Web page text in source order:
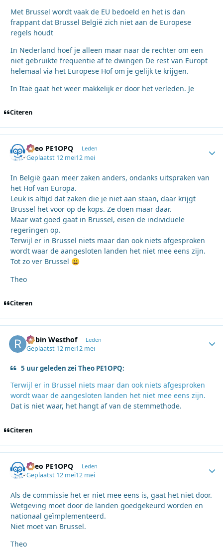
Met Brussel wordt vaak de EU bedoeld en het is dan
frappant dat Brussel België zich niet aan de Europese
regels houdt
In Nederland hoef je alleen maar naar de rechter om een
niet gebruikte frequentie af te dwingen De rest van Europt
helemaal via het Europese Hof om je gelijk te krijgen.
In Itaë gaat het weer makkelijk er door het verleden. Je
Citeren
Theo PE1OPQ Leden
Geplaatst 12 mei12 mei
In België gaan meer zaken anders, ondanks uitspraken van
het Hof van Europa.
Leuk is altijd dat zaken die je niet aan staan, daar krijgt
Brussel het voor op de kops. Ze doen maar daar.
Maar wat goed gaat in Brussel, eisen de individuele
regeringen op.
Terwijl er in Brussel niets maar dan ook niets afgesproken
wordt waar de aangesloten landen het niet mee eens zijn.
Tot zo ver Brussel 😀
Theo
Citeren
Robin Westhof Leden
Geplaatst 12 mei12 mei
5 uur geleden zei Theo PE1OPQ:
Terwijl er in Brussel niets maar dan ook niets afgesproken
wordt waar de aangesloten landen het niet mee eens zijn.
Dat is niet waar, het hangt af van de stemmethode.
Citeren
Theo PE1OPQ Leden
Geplaatst 12 mei12 mei
Als de commissie het er niet mee eens is, gaat het niet door.
Wetgeving moet door de landen goedgekeurd worden en
nationaal geïmplementeerd.
Niet moet van Brussel.
Theo